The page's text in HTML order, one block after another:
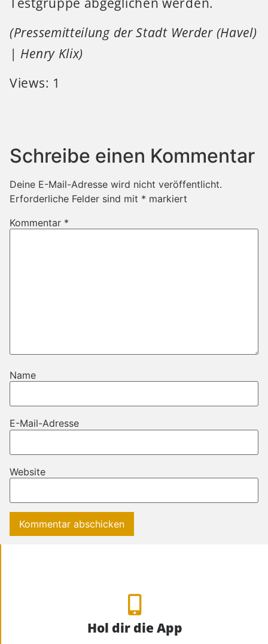
(Pressemitteilung der Stadt Werder (Havel)
| Henry Klix)
Views: 1
Schreibe einen Kommentar
Deine E-Mail-Adresse wird nicht veröffentlicht.
Erforderliche Felder sind mit * markiert
Kommentar *
Name
E-Mail-Adresse
Website
Hol dir die App